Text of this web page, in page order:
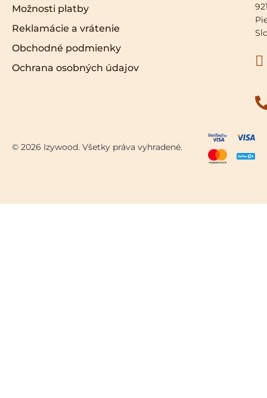
Možnosti platby
Reklamácie a vrátenie
Obchodné podmienky
Ochrana osobných údajov
© 2026 Izywood. Všetky práva vyhradené.